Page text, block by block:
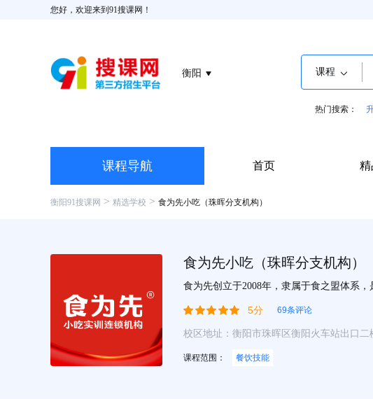
您好，欢迎来到91搜课网！
衡阳 课程
热门搜索：
课程导航 首页 精
衡阳91搜课网 > 精选学校 > 食为先小吃（珠晖分支机构）
食为先小吃（珠晖分支机构）
食为先创立于2008年，隶属于食之盟体系
吃实训连锁机构。…
5分 69条评论
校区地址：衡阳市珠晖区衡阳火车站出口二
课程范围： 餐饮技能